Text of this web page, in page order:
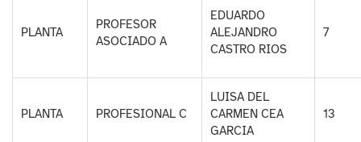
PLANTA
PROFESOR
ASOCIADO A
EDUARDO
ALEJANDRO
CASTRO RIOS
7
PLANTA PROFESIONAL C
LUISA DEL
CARMEN CEA
GARCIA
13